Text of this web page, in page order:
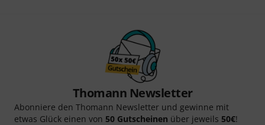
Thomann Newsletter
Abonniere den Thomann Newsletter und gewinne mit
etwas Glück einen von 50 Gutscheinen über jeweils 50€!